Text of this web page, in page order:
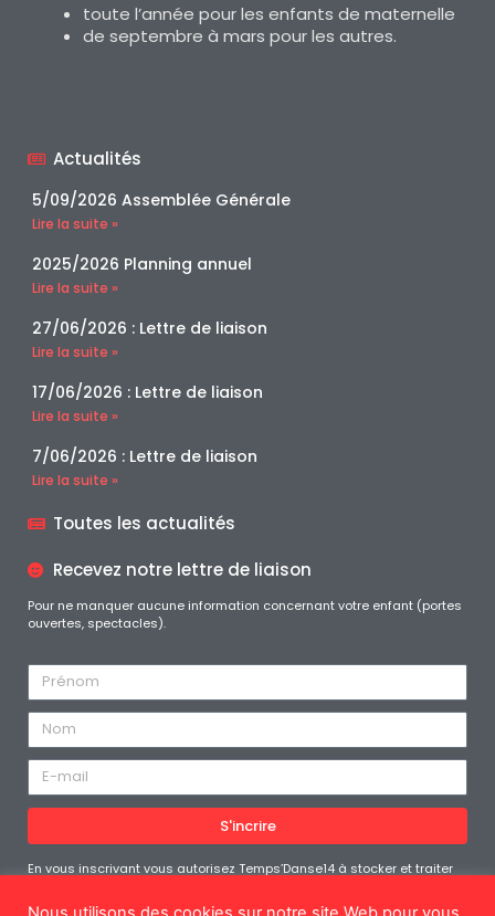
toute l’année pour les enfants de maternelle
de septembre à mars pour les autres.
Actualités
5/09/2026 Assemblée Générale
Lire la suite »
2025/2026 Planning annuel
Lire la suite »
27/06/2026 : Lettre de liaison
Lire la suite »
17/06/2026 : Lettre de liaison
Lire la suite »
7/06/2026 : Lettre de liaison
Lire la suite »
Toutes les actualités
Recevez notre lettre de liaison
Pour ne manquer aucune information concernant votre enfant (portes
ouvertes, spectacles).
S'incrire
En vous inscrivant vous autorisez Temps’Danse14 à stocker et traiter
demandé. Vous pouvez vous désabonner à tout moment